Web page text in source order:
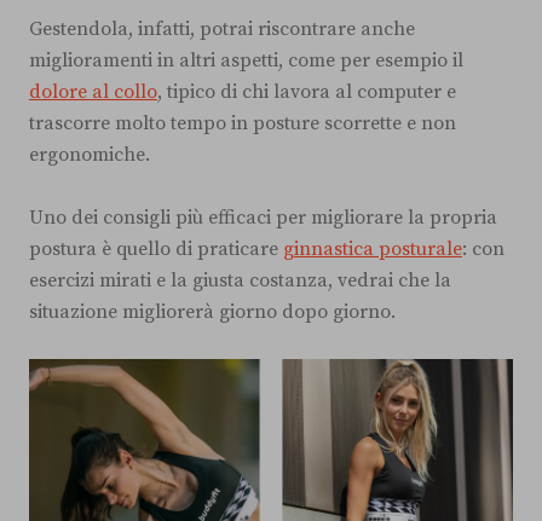
Gestendola, infatti, potrai riscontrare anche
miglioramenti in altri aspetti, come per esempio il
dolore al collo, tipico di chi lavora al computer e
trascorre molto tempo in posture scorrette e non
ergonomiche.
Uno dei consigli più efficaci per migliorare la propria
postura è quello di praticare ginnastica posturale: con
esercizi mirati e la giusta costanza, vedrai che la
situazione migliorerà giorno dopo giorno.